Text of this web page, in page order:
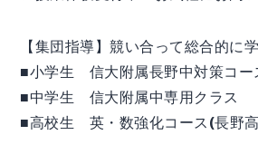
【集団指導】競い合って総合的に
■小学生 信大附属長野中対策コー
■中学生 信大附属中専用クラス
■高校生 英・数強化コース(長野